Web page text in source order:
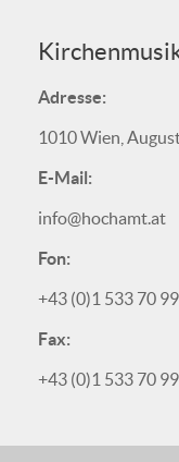
Adresse:
1010 Wien,
E-Mail:
info@hochamt.at
Fon:
+43 (0)1 533 70 99
Fax:
+43 (0)1 533 70